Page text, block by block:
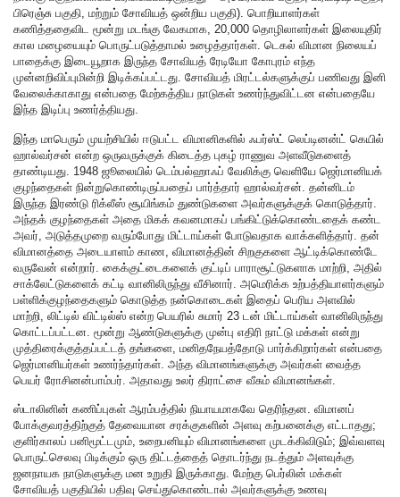
பிரெஞ்சு பகுதி, மற்றும் சோவியத் ஒன்றிய பகுதி). பொறியாளர்கள்
கணித்ததைவிட மூன்று மடங்கு வேகமாக, 20,000 தொழிலாளர்கள் இலையுதிர்
கால மழையையும் பொருட்படுத்தாமல் உழைத்தார்கள். டெகல் விமான நிலையப்
பாதைக்கு இடையூறாக இருந்த சோவியத் ரேடியோ கோபுரம் எந்த
முன்னறிவிப்புமின்றி இடிக்கப்பட்டது. சோவியத் மிரட்டல்களுக்குப் பணிவது இனி
வேலைக்காகாது என்பதை மேற்கத்திய நாடுகள் உணர்ந்துவிட்டன என்பதையே
இந்த இடிப்பு உணர்த்தியது.
இந்த மாபெரும் முயற்சியில் ஈடுபட்ட விமானிகளில் ஃபர்ஸ்ட் லெப்டினன்ட் கெயில்
ஹால்வர்சன் என்ற ஒருவருக்குக் கிடைத்த புகழ் ராணுவ அளவீடுகளைத்
தாண்டியது. 1948 ஜூலையில் டெம்பல்ஹாஃப் வேலிக்கு வெளியே ஜெர்மானியக்
குழந்தைகள் நின்றுகொண்டிருப்பதைப் பார்த்தார் ஹால்வர்சன். தன்னிடம்
இருந்த இரண்டு ரிக்லீஸ் சூயிங்கம் துண்டுகளை அவர்களுக்குக் கொடுத்தார்.
அந்தக் குழந்தைகள் அதை மிகக் கவனமாகப் பங்கிட்டுக்கொண்டதைக் கண்ட
அவர், அடுத்தமுறை வரும்போது மிட்டாய்கள் போடுவதாக வாக்களித்தார். தன்
விமானத்தை அடையாளம் காண, விமானத்தின் சிறகுகளை ஆட்டிக்கொண்டே
வருவேன் என்றார். கைக்குட்டைகளைக் குட்டிப் பாராசூட்டுகளாக மாற்றி, அதில்
சாக்லேட்டுகளைக் கட்டி வானிலிருந்து வீசினார். அமெரிக்க உற்பத்தியாளர்களும்
பள்ளிக்குழந்தைகளும் கொடுத்த நன்கொடைகள் இதைப் பெரிய அளவில்
மாற்றி, லிட்டில் விட்டில்ஸ் என்ற பெயரில் சுமார் 23 டன் மிட்டாய்கள் வானிலிருந்து
கொட்டப்பட்டன. மூன்று ஆண்டுகளுக்கு முன்பு எதிரி நாட்டு மக்கள் என்று
முத்திரைக்குத்தப்பட்டத் தங்களை, மனிதநேயத்தோடு பார்க்கிறார்கள் என்பதை
ஜெர்மானியர்கள் உணர்ந்தார்கள். அந்த விமானங்களுக்கு அவர்கள் வைத்த
பெயர் ரோசினன்பாம்பர். அதாவது உலர் திராட்சை வீசும் விமானங்கள்.
ஸ்டாலினின் கணிப்புகள் ஆரம்பத்தில் நியாயமாகவே தெரிந்தன. விமானப்
போக்குவரத்திற்குத் தேவையான சரக்குகளின் அளவு கற்பனைக்கு எட்டாதது;
குளிர்காலப் பனிமூட்டமும், உறைபனியும் விமானங்களை முடக்கிவிடும்; இவ்வளவு
பொருட்செலவு பிடிக்கும் ஒரு திட்டத்தைத் தொடர்ந்து நடத்தும் அளவுக்கு
ஜனநாயக நாடுகளுக்கு மன உறுதி இருக்காது. மேற்கு பெர்லின் மக்கள்
சோவியத் பகுதியில் பதிவு செய்துகொண்டால் அவர்களுக்கு உணவு